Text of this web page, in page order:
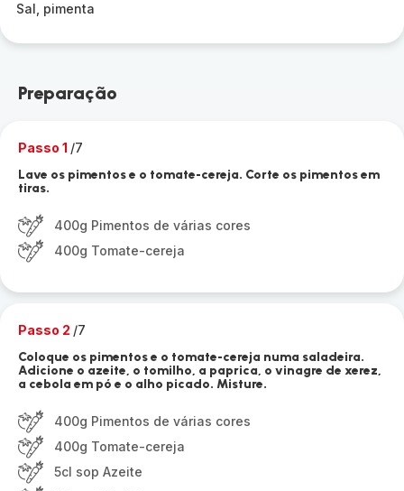
Sal, pimenta
Preparação
Passo 1 /7
Lave os pimentos e o tomate-cereja. Corte os pimentos em
tiras.
400g Pimentos de várias cores
400g Tomate-cereja
Passo 2 /7
Coloque os pimentos e o tomate-cereja numa saladeira.
Adicione o azeite, o tomilho, a paprica, o vinagre de xerez,
a cebola em pó e o alho picado. Misture.
400g Pimentos de várias cores
400g Tomate-cereja
5cl sop Azeite